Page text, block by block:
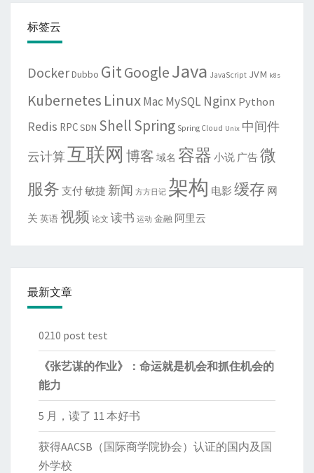
标签云
DockerDubbo GitGoogleJava JavaScript JVM k8s
Kubernetes LinuxMac MySQL Nginx Python
Redis RPCSDN ShellSpring Spring Cloud Unix 中间件
云计算互联网 博客 域名 容器 小说 广告微
服务 支付敏捷 新闻 方方日记 架构 电影 缓存 网
关 英语视频 论文 读书 运动 金融 阿里云
最新文章
0210 post test
《张艺谋的作业》：命运就是机会和抓住机会的
能力
5 月，读了 11 本好书
获得AACSB（国际商学院协会）认证的国内及国
外学校